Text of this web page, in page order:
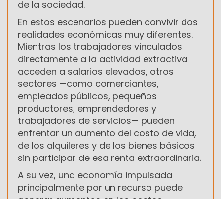
de la sociedad.
En estos escenarios pueden convivir dos
realidades económicas muy diferentes.
Mientras los trabajadores vinculados
directamente a la actividad extractiva
acceden a salarios elevados, otros
sectores —como comerciantes,
empleados públicos, pequeños
productores, emprendedores y
trabajadores de servicios— pueden
enfrentar un aumento del costo de vida,
de los alquileres y de los bienes básicos
sin participar de esa renta extraordinaria.
A su vez, una economía impulsada
principalmente por un recurso puede